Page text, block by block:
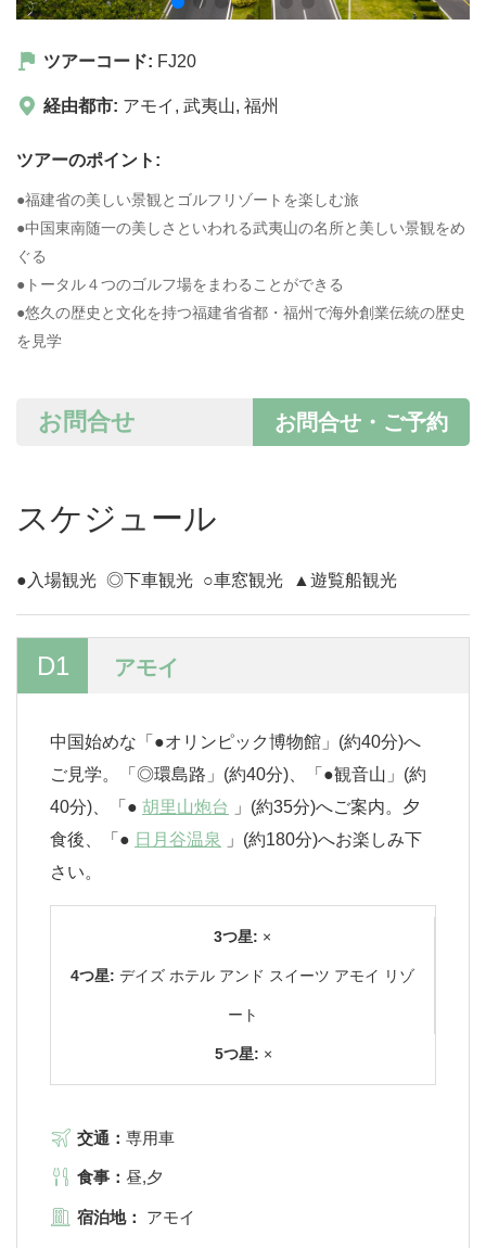
ツアーコード: FJ20
経由都市: アモイ , 武夷山, 福州
ツアーのポイント:
●福建省の美しい景観とゴルフリゾートを楽しむ旅
●中国東南随一の美しさといわれる武夷山の名所と美しい景観をめ
ぐる
●トータル４つのゴルフ場をまわることができる
●悠久の歴史と文化を持つ福建省省都・福州で海外創業伝統の歴史
を見学
お問合せ・ご予約
お問合せ
スケジュール
●入場観光 ◎下車観光 ○車窓観光 ▲遊覧船観光
D1 アモイ
中国始めな「●オリンピック博物館」(約40分)へ
ご見学。「◎環島路」(約40分)、「●観音山」(約
40分)、「● 胡里山炮台
」(約35分)へご案内。夕
食後、「● 日月谷温泉
」(約180分)へお楽しみ下
さい。
3つ星: ×
4つ星: デイズ ホテル アンド スイーツ アモイ リゾ
ート
5つ星: ×
交通： 専用車
食事： 昼,夕
宿泊地： アモイ